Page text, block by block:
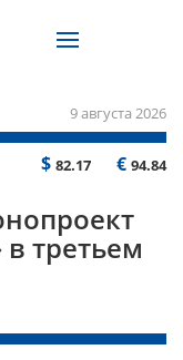
9 августа 2026
$ 82.17 € 94.84
третьем